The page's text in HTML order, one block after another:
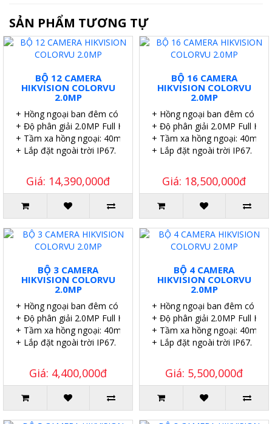
SẢN PHẨM TƯƠNG TỰ
BỘ 12 CAMERA
HIKVISION COLORVU
2.0MP
+ Hồng ngoại ban đêm có màu.
+ Độ phân giải 2.0MP Full HD.
+ Tầm xa hồng ngoại: 40m.
+ Lắp đặt ngoài trời IP67.
Giá: 14,390,000đ
BỘ 16 CAMERA
HIKVISION COLORVU
2.0MP
+ Hồng ngoại ban đêm có
+ Độ phân giải 2.0MP Full HD.
+ Tầm xa hồng ngoại: 40m.
+ Lắp đặt ngoài trời IP67.
Giá: 18,500,000đ
BỘ 3 CAMERA
HIKVISION COLORVU
2.0MP
+ Hồng ngoại ban đêm có màu.
+ Độ phân giải 2.0MP Full HD.
+ Tầm xa hồng ngoại: 40m.
+ Lắp đặt ngoài trời IP67.
Giá: 4,400,000đ
BỘ 4 CAMERA
HIKVISION COLORVU
2.0MP
+ Hồng ngoại ban đêm có
+ Độ phân giải 2.0MP Full HD.
+ Tầm xa hồng ngoại: 40m.
+ Lắp đặt ngoài trời IP67.
Giá: 5,500,000đ